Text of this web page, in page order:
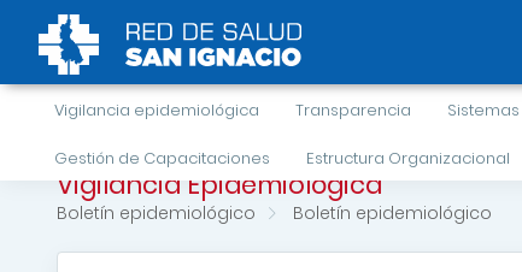
Vigilancia epidemiológica Transparencia Sistemas
Gestión de Capacitaciones Estructura Organizacional
Vigilancia Epidemiológica
Boletín epidemiológico Boletín epidemiológico